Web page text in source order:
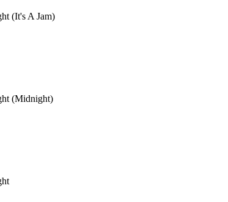
(It's A Jam)
(Midnight)